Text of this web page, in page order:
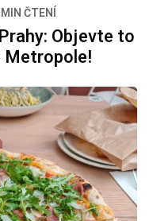
ČTENÍ
Objevte to